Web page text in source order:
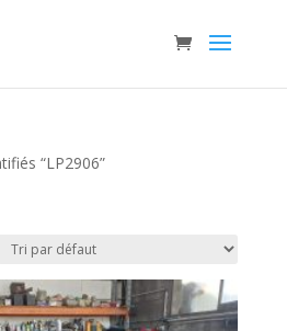
“LP2906”